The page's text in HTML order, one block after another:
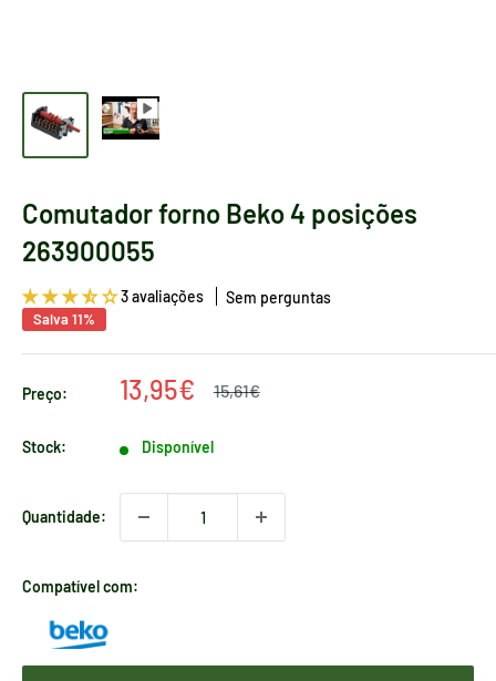
Comutador forno Beko 4 posições
263900055
3 avaliações Sem perguntas
Salva 11%
Preço:
Preço
venda
13,95€
Preço
15,61€
Stock: Disponível
Quantidade:
Compatível com: